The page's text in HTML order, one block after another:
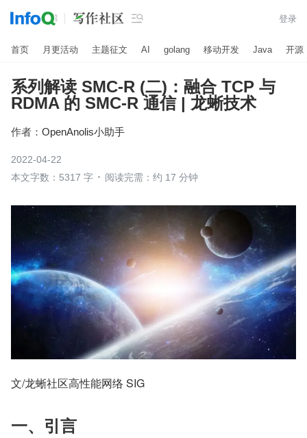
 登录
首页 月更活动 主题征文 AI golang 移动开发 Java 开源
系列解读 SMC-R (二)：融合 TCP 与
RDMA 的 SMC-R 通信 | 龙蜥技术
作者： OpenAnolis小助手
2022-04-22
本文字数：5317 字
阅读完需：约 17 分钟
文/龙蜥社区高性能网络 SIG
一、引言